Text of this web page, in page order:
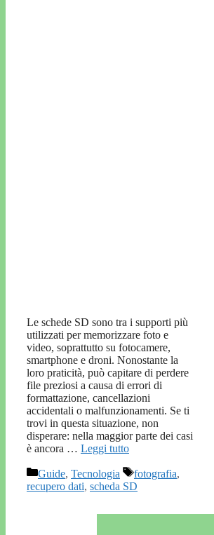
Le schede SD sono tra i supporti più
utilizzati per memorizzare foto e
video, soprattutto su fotocamere,
smartphone e droni. Nonostante la
loro praticità, può capitare di perdere
file preziosi a causa di errori di
formattazione, cancellazioni
accidentali o malfunzionamenti. Se ti
trovi in questa situazione, non
disperare: nella maggior parte dei casi
è ancora … Leggi tutto
Categorie
Guide, Tecnologia Tag
fotografia,
recupero dati, scheda SD